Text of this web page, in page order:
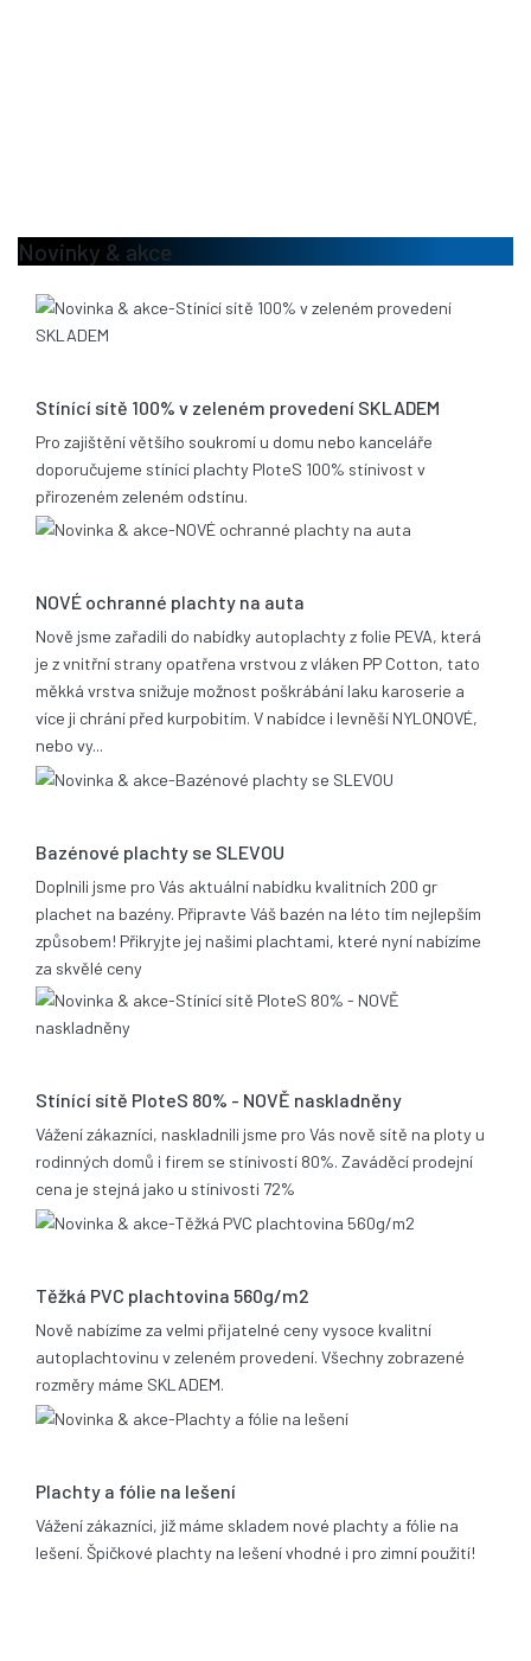
Novinky & akce
Stínící sítě 100% v zeleném provedení SKLADEM
Pro zajištění většího soukromí u domu nebo kanceláře
doporučujeme stínící plachty PloteS 100% stínivost v
přirozeném zeleném odstínu.
NOVÉ ochranné plachty na auta
Nově jsme zařadili do nabídky autoplachty z folie PEVA, která
je z vnitřní strany opatřena vrstvou z vláken PP Cotton, tato
měkká vrstva snižuje možnost poškrábání laku karoserie a
více ji chrání před kurpobitím. V nabídce i levněší NYLONOVÉ,
nebo vy...
Bazénové plachty se SLEVOU
Doplnili jsme pro Vás aktuální nabídku kvalitních 200 gr
plachet na bazény. Připravte Váš bazén na léto tím nejlepším
způsobem! Přikryjte jej našimi plachtami, které nyní nabízíme
za skvělé ceny
Stínící sítě PloteS 80% - NOVĚ naskladněny
Vážení zákazníci, naskladnili jsme pro Vás nově sítě na ploty u
rodinných domů i firem se stínivostí 80%. Zaváděcí prodejní
cena je stejná jako u stínivosti 72%
Těžká PVC plachtovina 560g/m2
Nově nabízíme za velmi přijatelné ceny vysoce kvalitní
autoplachtovinu v zeleném provedení. Všechny zobrazené
rozměry máme SKLADEM.
Plachty a fólie na lešení
Vážení zákazníci, již máme skladem nové plachty a fólie na
lešení. Špičkové plachty na lešení vhodné i pro zimní použití!